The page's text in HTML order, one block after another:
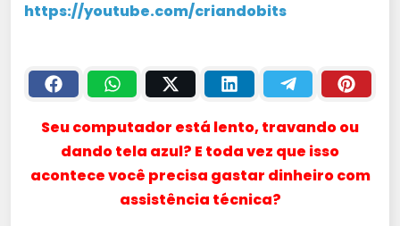
https://youtube.com/criandobits
Seu computador está lento, travando ou
dando tela azul? E toda vez que isso
acontece você precisa gastar dinheiro com
assistência técnica?